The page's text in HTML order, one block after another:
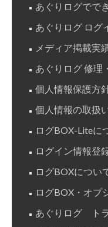
あぐりログでで
あぐりログ ログ
メディア掲載実
あぐりログ 修理
個人情報保護方
個人情報の取扱
ログBOX-Liteに
ログイン情報登
ログBOXについ
ログBOX・オプ
あぐりログ ト